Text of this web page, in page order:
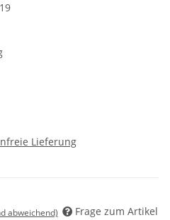
Lieferung
abweichend) Frage zum Artikel